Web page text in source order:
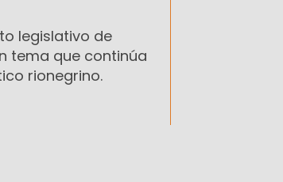
legislativo de
tema que continúa
rionegrino.